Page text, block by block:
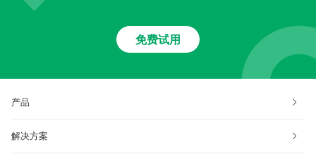
免费试用
产品
解决方案